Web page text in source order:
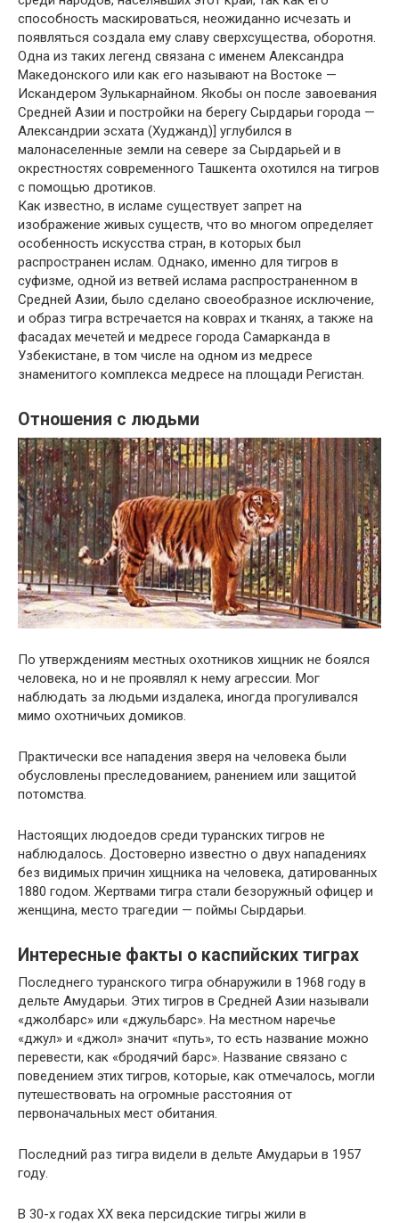
способность маскироваться, неожиданно исчезать и
появляться создала ему славу сверхсущества, оборотня.
Одна из таких легенд связана с именем Александра
Македонского или как его называют на Востоке —
Искандером Зулькарнайном. Якобы он после завоевания
Средней Азии и постройки на берегу Сырдарьи города —
Александрии эсхата (Худжанд)] углубился в
малонаселенные земли на севере за Сырдарьей и в
окрестностях современного Ташкента охотился на тигров
с помощью дротиков.
Как известно, в исламе существует запрет на
изображение живых существ, что во многом определяет
особенность искусства стран, в которых был
распространен ислам. Однако, именно для тигров в
суфизме, одной из ветвей ислама распространенном в
Средней Азии, было сделано своеобразное исключение,
и образ тигра встречается на коврах и тканях, а также на
фасадах мечетей и медресе города Самарканда в
Узбекистане, в том числе на одном из медресе
знаменитого комплекса медресе на площади Регистан.
Отношения с людьми
По утверждениям местных охотников хищник не боялся
человека, но и не проявлял к нему агрессии. Мог
наблюдать за людьми издалека, иногда прогуливался
мимо охотничьих домиков.
Практически все нападения зверя на человека были
обусловлены преследованием, ранением или защитой
потомства.
Настоящих людоедов среди туранских тигров не
наблюдалось. Достоверно известно о двух нападениях
без видимых причин хищника на человека, датированных
1880 годом. Жертвами тигра стали безоружный офицер и
женщина, место трагедии — поймы Сырдарьи.
Интересные факты о каспийских тиграх
Последнего туранского тигра обнаружили в 1968 году в
дельте Амударьи. Этих тигров в Средней Азии называли
«джолбарс» или «джульбарс». На местном наречье
«джул» и «джол» значит «путь», то есть название можно
перевести, как «бродячий барс». Название связано с
поведением этих тигров, которые, как отмечалось, могли
путешествовать на огромные расстояния от
первоначальных мест обитания.
Последний раз тигра видели в дельте Амударьи в 1957
году.
В 30-х годах XX века персидские тигры жили в